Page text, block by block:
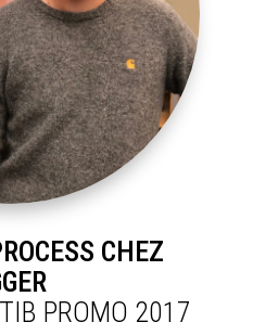
CHEZ
PROMO 2017